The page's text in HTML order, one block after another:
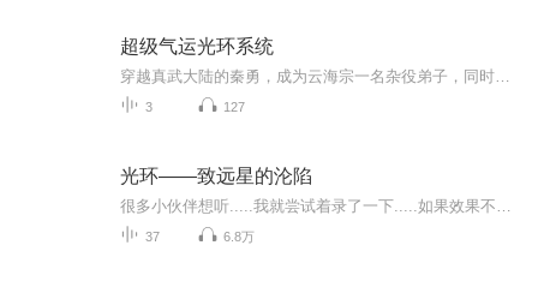
超级气运光环系统
3 127
光环——致远星的沦陷
37 6.8万